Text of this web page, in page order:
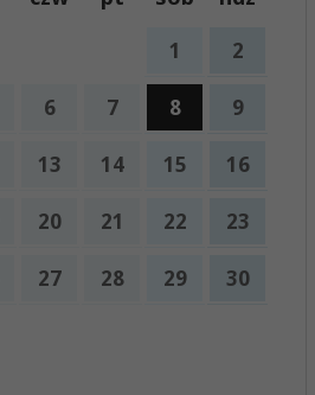
1 2
6 7 8 9
13 14 15 16
20 21 22 23
27 28 29 30